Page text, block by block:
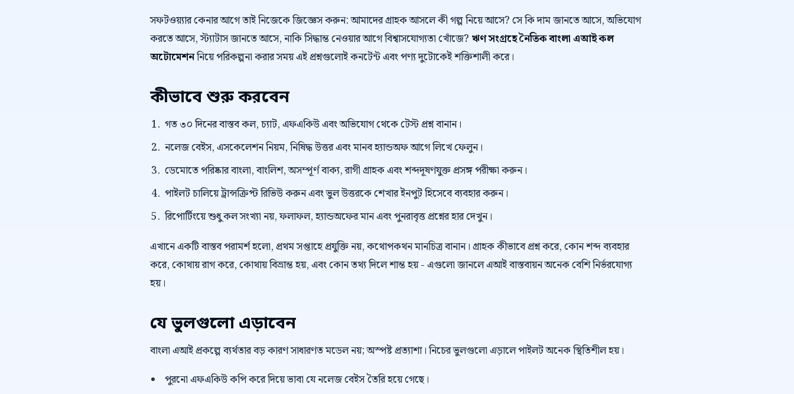
সফটওয়্যার কেনার আগে তাই নিজেকে জিজ্ঞেস করুন: আমাদের গ্রাহক আসলে কী গল্প নিয়ে আসে? সে কি দাম জানতে আসে, অভিযোগ
করতে আসে, স্ট্যাটাস জানতে আসে, নাকি সিদ্ধান্ত নেওয়ার আগে বিশ্বাসযোগ্যতা খোঁজে? ঋণ সংগ্রহে নৈতিক বাংলা এআই কল
অটোমেশননিয়ে পরিকল্পনা করার সময় এই প্রশ্নগুলোই কনটেন্ট এবং পণ্য দুটোকেই শক্তিশালী করে।
কীভাবে শুরু করবেন
গত ৩০ দিনের বাস্তব কল, চ্যাট, এফএকিউ এবং অভিযোগ থেকে টেস্ট প্রশ্ন বানান।
নলেজ বেইস, এসকেলেশন নিয়ম, নিষিদ্ধ উত্তর এবং মানব হ্যান্ডঅফ আগে লিখে ফেলুন।
ডেমোতে পরিষ্কার বাংলা, বাংলিশ, অসম্পূর্ণ বাক্য, রাগী গ্রাহক এবং শব্দদূষণযুক্ত প্রসঙ্গ পরীক্ষা করুন।
পাইলট চালিয়ে ট্রান্সক্রিপ্ট রিভিউ করুন এবং ভুল উত্তরকে শেখার ইনপুট হিসেবে ব্যবহার করুন।
রিপোর্টিংয়ে শুধু কল সংখ্যা নয়, ফলাফল, হ্যান্ডঅফের মান এবং পুনরাবৃত্ত প্রশ্নের হার দেখুন।
এখানে একটি বাস্তব পরামর্শ হলো, প্রথম সপ্তাহে প্রযুক্তি নয়, কথোপকথন মানচিত্র বানান। গ্রাহক কীভাবে প্রশ্ন করে, কোন শব্দ ব্যবহার
করে, কোথায় রাগ করে, কোথায় বিভ্রান্ত হয়, এবং কোন তথ্য দিলে শান্ত হয় - এগুলো জানলে এআই বাস্তবায়ন অনেক বেশি নির্ভরযোগ্য
হয়।
যে ভুলগুলো এড়াবেন
বাংলা এআই প্রকল্পে ব্যর্থতার বড় কারণ সাধারণত মডেল নয়; অস্পষ্ট প্রত্যাশা। নিচের ভুলগুলো এড়ালে পাইলট অনেক স্থিতিশীল হয়।
পুরনো এফএকিউ কপি করে দিয়ে ভাবা যে নলেজ বেইস তৈরি হয়ে গেছে।